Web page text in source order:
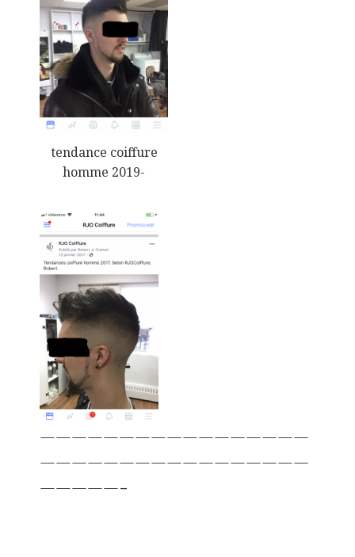
tendance coiffure
homme 2019-
—————————————————
—————————————————
—————-